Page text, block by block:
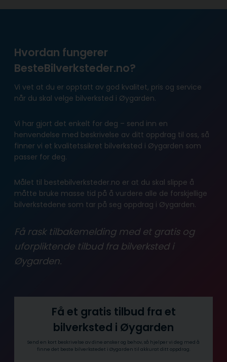
Hvordan fungerer
BesteBilverksteder.no?
Vi vet at du er opptatt av god kvalitet, pris og service
når du skal velge bilverksted i Øygarden.
Vi har gjort det enkelt for deg – send inn en
henvendelse med beskrivelse av ditt oppdrag til oss, så
finner vi et kvalitetssikret bilverksted i Øygarden som
passer for deg.
Målet til bestebilverksteder.no er at du skal slippe å
måtte bruke masse tid på å vurdere alle de forskjellige
bilverkstedene som tar på seg oppdrag i Øygarden.
Få rask tilbakemelding med et gratis og
uforpliktende tilbud fra bilverksted i
Øygarden.
Få et gratis tilbud fra et
bilverksted i Øygarden
Send en kort beskrivelse av dine ønsker og behov, så hjelper vi deg med å
finne det beste bilverkstedet i Øygarden til akkurat ditt oppdrag.